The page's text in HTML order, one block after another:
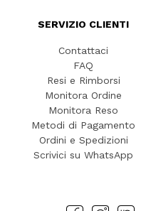
SERVIZIO CLIENTI
Contattaci
FAQ
Resi e Rimborsi
Monitora Ordine
Monitora Reso
Metodi di Pagamento
Ordini e Spedizioni
Scrivici su WhatsApp